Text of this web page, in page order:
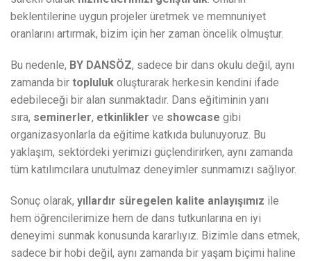
beklentilerine uygun projeler üretmek ve memnuniyet
oranlarını artırmak, bizim için her zaman öncelik olmuştur.
Bu nedenle, BY DANSÖZ, sadece bir dans okulu değil, aynı
zamanda bir topluluk oluşturarak herkesin kendini ifade
edebileceği bir alan sunmaktadır. Dans eğitiminin yanı
sıra, seminerler, etkinlikler ve showcase gibi
organizasyonlarla da eğitime katkıda bulunuyoruz. Bu
yaklaşım, sektördeki yerimizi güçlendirirken, aynı zamanda
tüm katılımcılara unutulmaz deneyimler sunmamızı sağlıyor.
Sonuç olarak, yıllardır süregelen kalite anlayışımız ile
hem öğrencilerimize hem de dans tutkunlarına en iyi
deneyimi sunmak konusunda kararlıyız. Bizimle dans etmek,
sadece bir hobi değil, aynı zamanda bir yaşam biçimi haline